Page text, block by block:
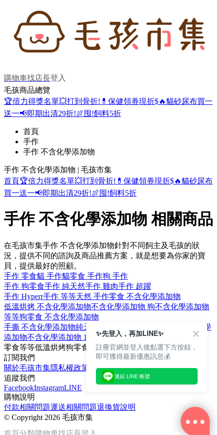
購物車找店長登入
毛孩商品總覽
🏆倍力得獎名單💥打到骨折! 💊保健領券現折$🔥貓砂尿布買一
送一📢即期出清29折!🍖囤!飼料5折
首頁
手作
手作 不含化學添加物
手作 不含化學添加物 | 毛孩市集
首頁🏆倍力得獎名單💥打到骨折! 💊保健領券現折$🔥貓砂尿布
買一送一📢即期出清29折!🍖囤!飼料5折
手作 不含化學添加物 相關商品
在毛孩市集手作 不含化學添加物針對不同飼主及毛孩的狀
況，提供不同的諮詢及商品推薦方案，就是想要為你家的寶
貝，提供最好的照顧。
手作 零食貓 手作貓零食 手作狗 手作
手作 狗零食手作 純天然手作 雞肉手作 超躍
手作 Hyperr手作 等等天然 手作零食 不含化學添加物
低溫烘烤 不含化學添加物不含化學添加物 狗不含化學添加物
等等狗零食 不含化學添加物
手撕 不含化學添加物純天然 不含化學添加物
貓零食 不含化學
添加物不含化學添加物 100克
零食等等低溫烘烤狗零食
狗
訂閱我們
關於毛孩市集隱私權政策
文章
追蹤我們
FacebookInstagramLINE
購物說明
付款相關問題運送相關問題退換貨說明
© Copyright 2026 毛孩市集
首頁分類購物車找店長登入
✨先登入，再加LINE✨
註冊官網並登入後點選下方按鈕，
即可獲得最新優惠訊息💰
連結 LINE 帳號